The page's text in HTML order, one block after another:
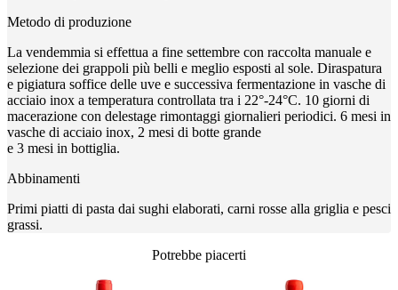
Metodo di produzione
La vendemmia si effettua a fine settembre con raccolta manuale e
selezione dei grappoli più belli e meglio esposti al sole. Diraspatura
e pigiatura soffice delle uve e successiva fermentazione in vasche di
acciaio inox a temperatura controllata tra i 22°-24°C. 10 giorni di
macerazione con delestage rimontaggi giornalieri periodici. 6 mesi in
vasche di acciaio inox, 2 mesi di botte grande
e 3 mesi in bottiglia.
Abbinamenti
Primi piatti di pasta dai sughi elaborati, carni rosse alla griglia e pesci
grassi.
Potrebbe piacerti